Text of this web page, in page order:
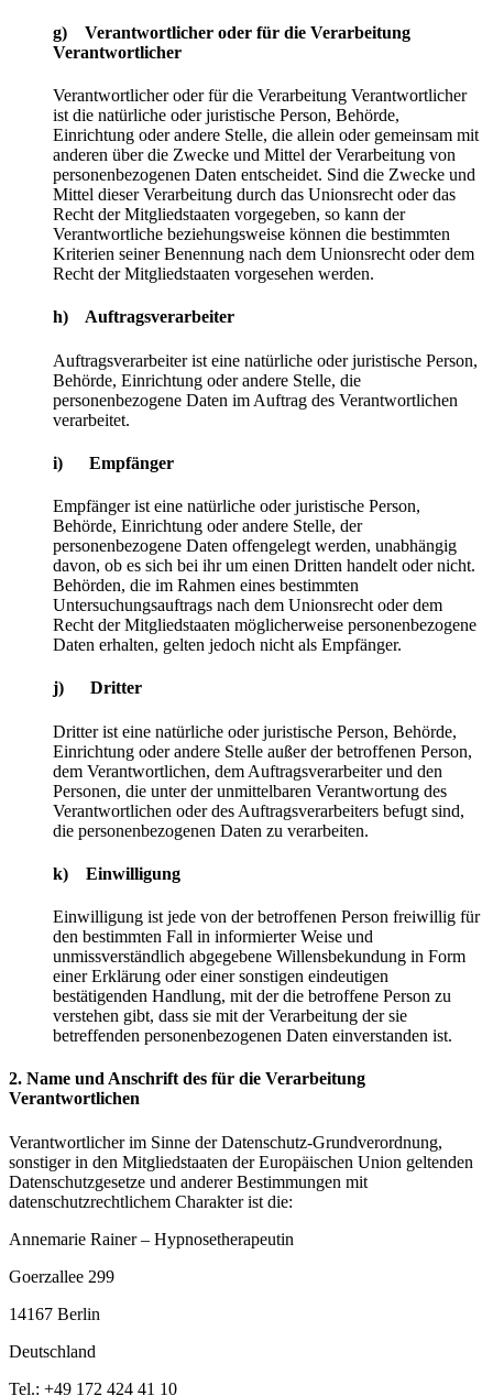
g) Verantwortlicher oder für die Verarbeitung
Verantwortlicher
Verantwortlicher oder für die Verarbeitung Verantwortlicher
ist die natürliche oder juristische Person, Behörde,
Einrichtung oder andere Stelle, die allein oder gemeinsam mit
anderen über die Zwecke und Mittel der Verarbeitung von
personenbezogenen Daten entscheidet. Sind die Zwecke und
Mittel dieser Verarbeitung durch das Unionsrecht oder das
Recht der Mitgliedstaaten vorgegeben, so kann der
Verantwortliche beziehungsweise können die bestimmten
Kriterien seiner Benennung nach dem Unionsrecht oder dem
Recht der Mitgliedstaaten vorgesehen werden.
h) Auftragsverarbeiter
Auftragsverarbeiter ist eine natürliche oder juristische Person,
Behörde, Einrichtung oder andere Stelle, die
personenbezogene Daten im Auftrag des Verantwortlichen
verarbeitet.
i) Empfänger
Empfänger ist eine natürliche oder juristische Person,
Behörde, Einrichtung oder andere Stelle, der
personenbezogene Daten offengelegt werden, unabhängig
davon, ob es sich bei ihr um einen Dritten handelt oder nicht.
Behörden, die im Rahmen eines bestimmten
Untersuchungsauftrags nach dem Unionsrecht oder dem
Recht der Mitgliedstaaten möglicherweise personenbezogene
Daten erhalten, gelten jedoch nicht als Empfänger.
j) Dritter
Dritter ist eine natürliche oder juristische Person, Behörde,
Einrichtung oder andere Stelle außer der betroffenen Person,
dem Verantwortlichen, dem Auftragsverarbeiter und den
Personen, die unter der unmittelbaren Verantwortung des
Verantwortlichen oder des Auftragsverarbeiters befugt sind,
die personenbezogenen Daten zu verarbeiten.
k) Einwilligung
Einwilligung ist jede von der betroffenen Person freiwillig für
den bestimmten Fall in informierter Weise und
unmissverständlich abgegebene Willensbekundung in Form
einer Erklärung oder einer sonstigen eindeutigen
bestätigenden Handlung, mit der die betroffene Person zu
verstehen gibt, dass sie mit der Verarbeitung der sie
betreffenden personenbezogenen Daten einverstanden ist.
2. Name und Anschrift des für die Verarbeitung
Verantwortlichen
Verantwortlicher im Sinne der Datenschutz-Grundverordnung,
sonstiger in den Mitgliedstaaten der Europäischen Union geltenden
Datenschutzgesetze und anderer Bestimmungen mit
datenschutzrechtlichem Charakter ist die:
Annemarie Rainer – Hypnosetherapeutin
Goerzallee 299
14167 Berlin
Deutschland
Tel.: +49 172 424 41 10